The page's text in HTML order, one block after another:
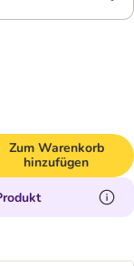
Zum Warenkorb
hinzufügen